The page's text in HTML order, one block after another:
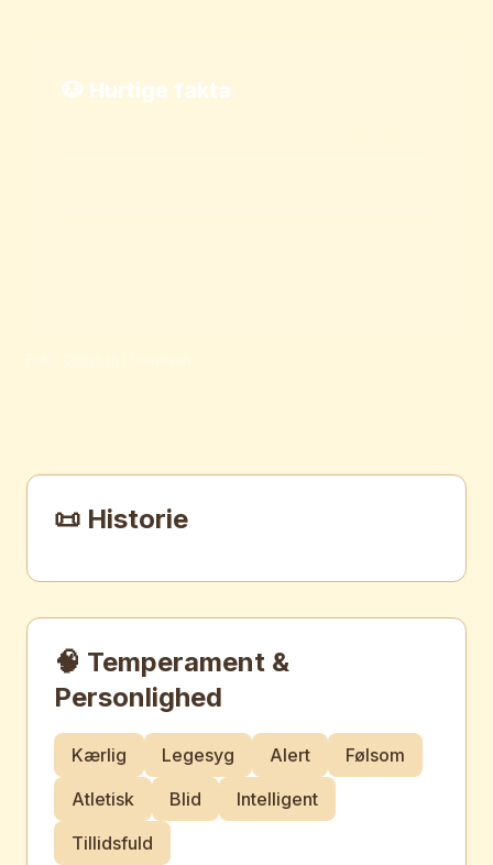
🐶 Hurtige fakta
📜 Historie
🧠 Temperament &
Personlighed
Kærlig Legesyg Alert
Følsom
Atletisk
Blid
Intelligent
Tillidsfuld